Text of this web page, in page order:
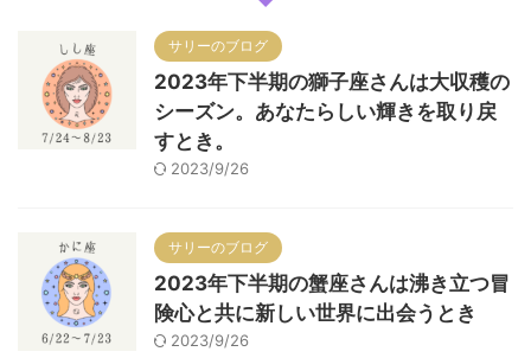
サリーのブログ
2023年下半期の獅子座さんは大収穫の
シーズン。あなたらしい輝きを取り戻
すとき。
2023/9/26
サリーのブログ
2023年下半期の蟹座さんは沸き立つ冒
険心と共に新しい世界に出会うとき
2023/9/26